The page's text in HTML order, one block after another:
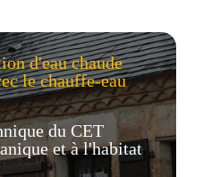
d'eau chaude
le chauffe-eau
du CET
et à l'habitat